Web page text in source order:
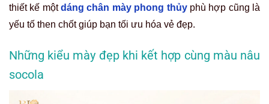
thiết kế một dáng chân mày phong thủyphù hợp cũng là
yếu tố then chốt giúp bạn tối ưu hóa vẻ đẹp.
Những kiểu mày đẹp khi kết hợp cùng màu nâu
socola